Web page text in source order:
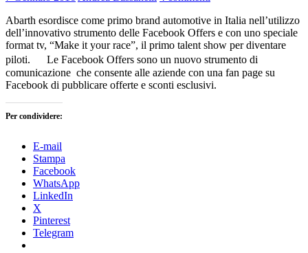
Abarth esordisce come primo brand automotive in Italia nell’utilizzo
dell’innovativo strumento delle Facebook Offers e con uno speciale
format tv, “Make it your race”, il primo talent show per diventare
piloti. Le Facebook Offers sono un nuovo strumento di
comunicazione che consente alle aziende con una fan page su
Facebook di pubblicare offerte e sconti esclusivi.
Per condividere:
E-mail
Stampa
Facebook
WhatsApp
LinkedIn
X
Pinterest
Telegram